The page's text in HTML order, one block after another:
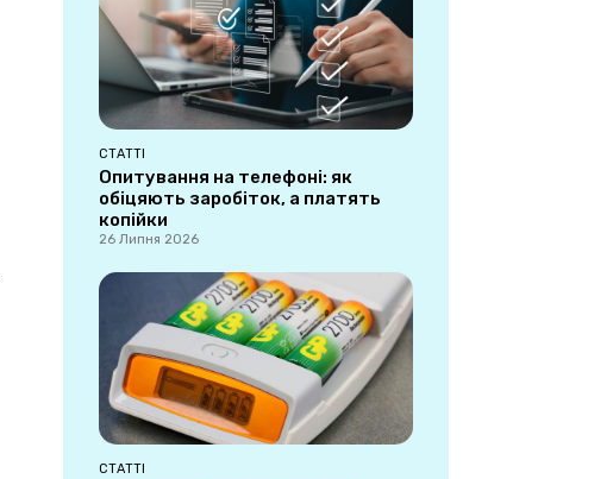
СТАТТІ
Опитування на телефоні: як
обіцяють заробіток, а платять
копійки
26 Липня 2026
СТАТТІ